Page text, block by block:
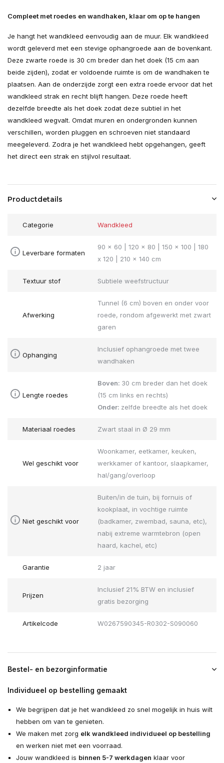
Compleet met roedes en wandhaken, klaar om op te hangen
Je hangt het wandkleed eenvoudig aan de muur. Elk wandkleed
wordt geleverd met een stevige ophangroede aan de bovenkant.
Deze zwarte roede is 30 cm breder dan het doek (15 cm aan
beide zijden), zodat er voldoende ruimte is om de wandhaken te
plaatsen. Aan de onderzijde zorgt een extra roede ervoor dat het
wandkleed strak en recht blijft hangen. Deze roede heeft
dezelfde breedte als het doek zodat deze subtiel in het
wandkleed wegvalt. Omdat muren en ondergronden kunnen
verschillen, worden pluggen en schroeven niet standaard
meegeleverd. Zodra je het wandkleed hebt opgehangen, geeft
het direct een strak en stijlvol resultaat.
Productdetails
Categorie Wandkleed
Leverbare formaten
90 x 60 | 120 x 80 | 150 x 100 | 180
x 120 | 210 x 140 cm
Textuur stof Subtiele weefstructuur
Afwerking
Tunnel (6 cm) boven en onder voor
roede, rondom afgewerkt met zwart
garen
Ophanging
Inclusief ophangroede met twee
wandhaken
Lengte roedes
Boven: 30 cm breder dan het doek
(15 cm links en rechts)
Onder: zelfde breedte als het doek
Materiaal roedes Zwart staal in Ø 29 mm
Wel geschikt voor
Woonkamer, eetkamer, keuken,
werkkamer of kantoor, slaapkamer,
hal/gang/overloop
Niet geschikt voor
Buiten/in de tuin, bij fornuis of
kookplaat, in vochtige ruimte
(badkamer, zwembad, sauna, etc),
nabij extreme warmtebron (open
haard, kachel, etc)
Garantie 2 jaar
Prijzen
Inclusief 21% BTW en inclusief
gratis bezorging
Artikelcode W0267590345-R0302-S090060
Bestel- en bezorginformatie
Individueel op bestelling gemaakt
We begrijpen dat je het wandkleed zo snel mogelijk in huis wilt
hebben om van te genieten.
We maken met zorg elk wandkleed individueel op bestelling
en werken niet met een voorraad.
Jouw wandkleed is binnen 5-7 werkdagen klaar voor